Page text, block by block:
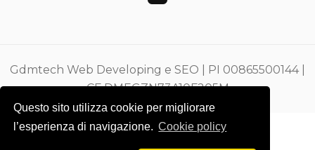
Questo sito utilizza cookie per migliorare
l’esperienza di navigazione. Cookie policy
Gdmtech Web Developing e SEO | PI 00865500144 |
CF DMEGZN73A10F205M